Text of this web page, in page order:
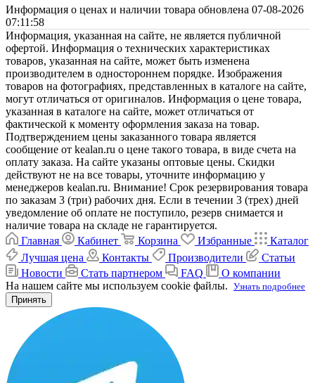
Информация о ценах и наличии товара обновлена 07-08-2026
07:11:58
Информация, указанная на сайте, не является публичной
офертой. Информация о технических характеристиках
товаров, указанная на сайте, может быть изменена
производителем в одностороннем порядке. Изображения
товаров на фотографиях, представленных в каталоге на сайте,
могут отличаться от оригиналов. Информация о цене товара,
указанная в каталоге на сайте, может отличаться от
фактической к моменту оформления заказа на товар.
Подтверждением цены заказанного товара является
сообщение от kealan.ru о цене такого товара, в виде счета на
оплату заказа. На сайте указаны оптовые цены. Скидки
действуют не на все товары, уточните информацию у
менеджеров kealan.ru. Внимание! Срок резервирования товара
по заказам 3 (три) рабочих дня. Если в течении 3 (трех) дней
уведомление об оплате не поступило, резерв снимается и
наличие товара на складе не гарантируется.
Главная
Кабинет Корзина Избранные
Каталог
Лучшая цена
Контакты Производители
Статьи
Новости
Стать партнером FAQ
О компании
На нашем сайте мы используем cookie файлы. Узнать подробнее
Принять